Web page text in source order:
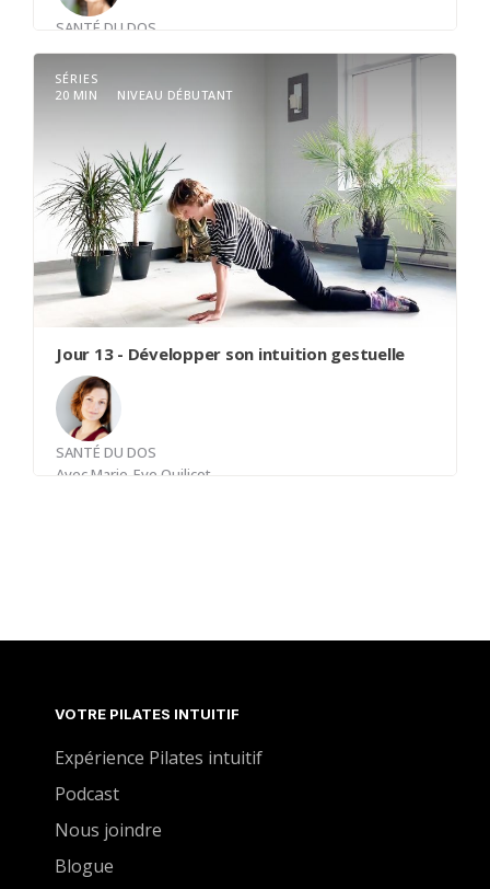
SANTÉ DU DOS
AvecNancy Canse
Cette classe vient mettre en pratique les
paramètres de base pour un bon maintien
abdominal. Les mouvements seront enchaînés
mais toujours exécutés avec précision et contrôle.
Tout votre corps sera sollicité.
SÉRIES
20 MIN
NIVEAU DÉBUTANT
Jour 13 - Développer son intuition gestuelle
SANTÉ DU DOS
AvecMarie-Eve Quilicot
l'amplitude et l'exécution pour reconnecter avec
VOTRE PILATES INTUITIF
Expérience Pilates intuitif
Podcast
Nous joindre
Blogue